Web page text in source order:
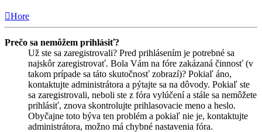
Hore
Prečo sa nemôžem prihlásiť?
Už ste sa zaregistrovali? Pred prihlásením je potrebné sa
najskôr zaregistrovať. Bola Vám na fóre zakázaná činnosť (v
takom prípade sa táto skutočnosť zobrazí)? Pokiaľ áno,
kontaktujte administrátora a pýtajte sa na dôvody. Pokiaľ ste
sa zaregistrovali, neboli ste z fóra vylúčení a stále sa nemôžete
prihlásiť, znova skontrolujte prihlasovacie meno a heslo.
Obyčajne toto býva ten problém a pokiaľ nie je, kontaktujte
administrátora, možno má chybné nastavenia fóra.